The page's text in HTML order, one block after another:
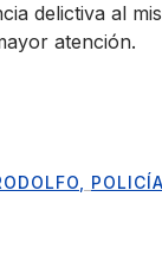
delictiva al
atención.
POLICÍA